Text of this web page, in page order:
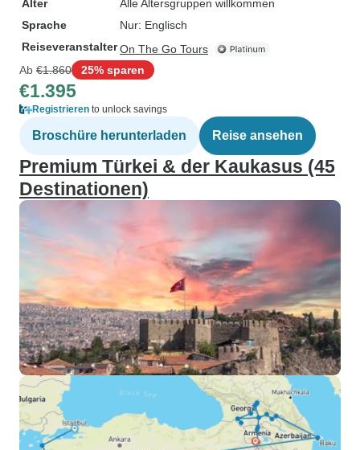
Alter
Alle Altersgruppen willkommen
Sprache
Nur: Englisch
ReiseveranstalterOn The Go Tours
Ab €1.860 25% sparen
€1.395
Registrieren to unlock savings
Broschüre herunterladen Reise ansehen
Premium Türkei & der Kaukasus (45
Destinationen)